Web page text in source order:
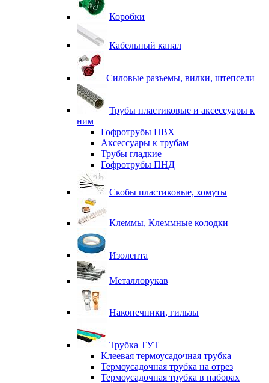
Коробки
Кабельный канал
Силовые разъемы, вилки, штепсели
Трубы пластиковые и аксессуары к
ним
Гофротрубы ПВХ
Аксессуары к трубам
Трубы гладкие
Гофротрубы ПНД
Скобы пластиковые, хомуты
Клеммы, Клеммные колодки
Изолента
Металлорукав
Наконечники, гильзы
Трубка ТУТ
Клеевая термоусадочная трубка
Термоусадочная трубка на отрез
Термоусадочная трубка в наборах